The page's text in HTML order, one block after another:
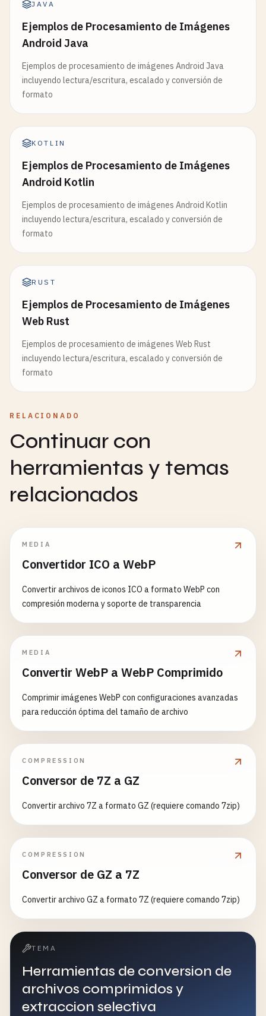
JAVA
Ejemplos de Procesamiento de Imágenes
Android Java
Ejemplos de procesamiento de imágenes Android Java
incluyendo lectura/escritura, escalado y conversión de
formato
KOTLIN
Ejemplos de Procesamiento de Imágenes
Android Kotlin
Ejemplos de procesamiento de imágenes Android Kotlin
incluyendo lectura/escritura, escalado y conversión de
formato
RUST
Ejemplos de Procesamiento de Imágenes
Web Rust
Ejemplos de procesamiento de imágenes Web Rust
incluyendo lectura/escritura, escalado y conversión de
formato
RELACIONADO
Continuar con
herramientas y temas
relacionados
MEDIA
Convertidor ICO a WebP
Convertir archivos de iconos ICO a formato WebP con
compresión moderna y soporte de transparencia
MEDIA
Convertir WebP a WebP Comprimido
Comprimir imágenes WebP con configuraciones avanzadas
para reducción óptima del tamaño de archivo
COMPRESSION
Conversor de 7Z a GZ
Convertir archivo 7Z a formato GZ (requiere comando 7zip)
COMPRESSION
Conversor de GZ a 7Z
Convertir archivo GZ a formato 7Z (requiere comando 7zip)
TEMA
Herramientas de conversion de
archivos comprimidos y
extraccion selectiva